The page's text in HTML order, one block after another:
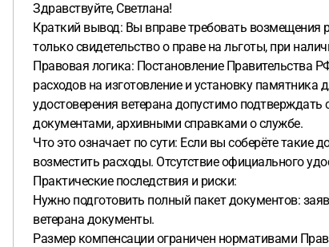
Здравствуйте, Светлана!
Краткий вывод: Вы вправе требовать возмещения
только свидетельство о праве на льготы, при
Правовая логика: Постановление Правительства
расходов на изготовление и установку
удостоверения ветерана допустимо
документами, архивными справками о службе.
Что это означает по сути: Если вы соберёте
возместить расходы. Отсутствие официального
Практические последствия и риски:
Нужно подготовить полный пакет документов:
ветерана документы.
Размер компенсации ограничен нормативами